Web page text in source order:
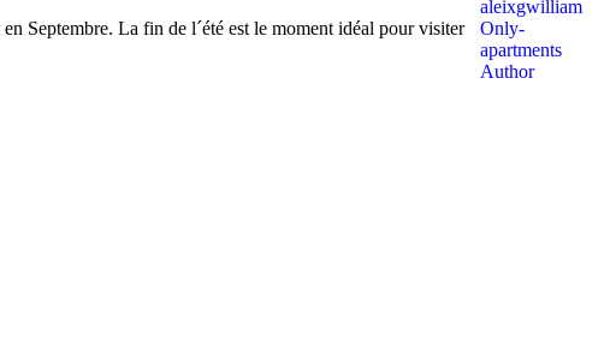
Septembre. La fin de l´été est le moment idéal pour visiter